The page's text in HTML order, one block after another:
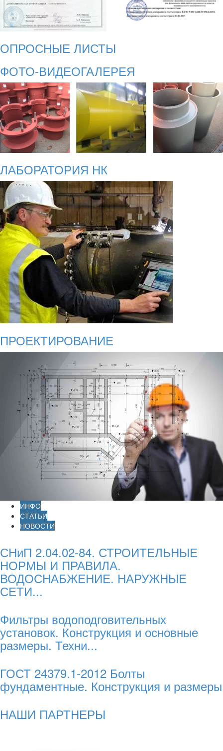
ОПРОСНЫЕ ЛИСТЫ
ФОТО-ВИДЕОГАЛЕРЕЯ
ЛАБОРАТОРИЯ НК
ПРОЕКТИРОВАНИЕ
ИНФО
СТАТЬИ
НОВОСТИ
СНиП 2.04.02-84. СТРОИТЕЛЬНЫЕ
НОРМЫ И ПРАВИЛА.
ВОДОСНАБЖЕНИЕ. НАРУЖНЫЕ
СЕТИ...
Фильтры водоподговительных
установок. Конструкция и основные
размеры. Техни...
ГОСТ 24379.1-2012 Болты
фундаментные. Конструкция и размеры
НАШИ ПАРТНЕРЫ